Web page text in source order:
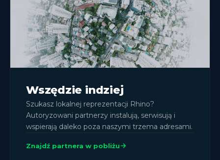
Wszędzie indziej
Szukasz lokalnej reprezentacji Rhino?
Autoryzowani partnerzy instalują, serwisują i
wspierają daleko poza naszymi trzema adresami.
Znajdź partnera w pobliżu